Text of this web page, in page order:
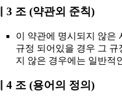
3 조 (약관외 준칙)
이 약관에 명시되지 않은
규정 되어있을 경우 그 규
지 않은 경우에는 일반적
4 조 (용어의 정의)